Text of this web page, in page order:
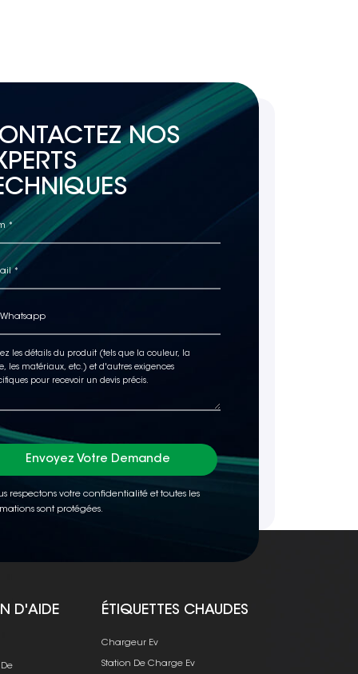
NOS
Envoyez Votre Demande
respectons votre confidentialité et toutes les
sont protégées.
D'AIDE ÉTIQUETTES CHAUDES
Chargeur Ev
Station De Charge Ev